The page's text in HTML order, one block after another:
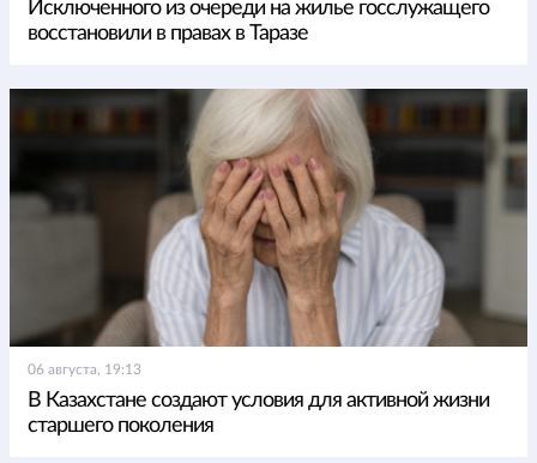
Исключенного из очереди на жилье госслужащего
восстановили в правах в Таразе
06 августа, 19:13
В Казахстане создают условия для активной жизни
старшего поколения